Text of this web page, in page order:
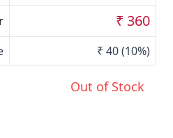
₹ 360
₹ 40(10%)
Out of Stock